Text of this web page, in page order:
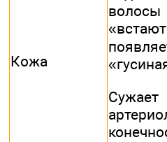
Кожа
Сужает